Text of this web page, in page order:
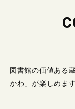
図書館の価値ある
かわ」が楽しめます